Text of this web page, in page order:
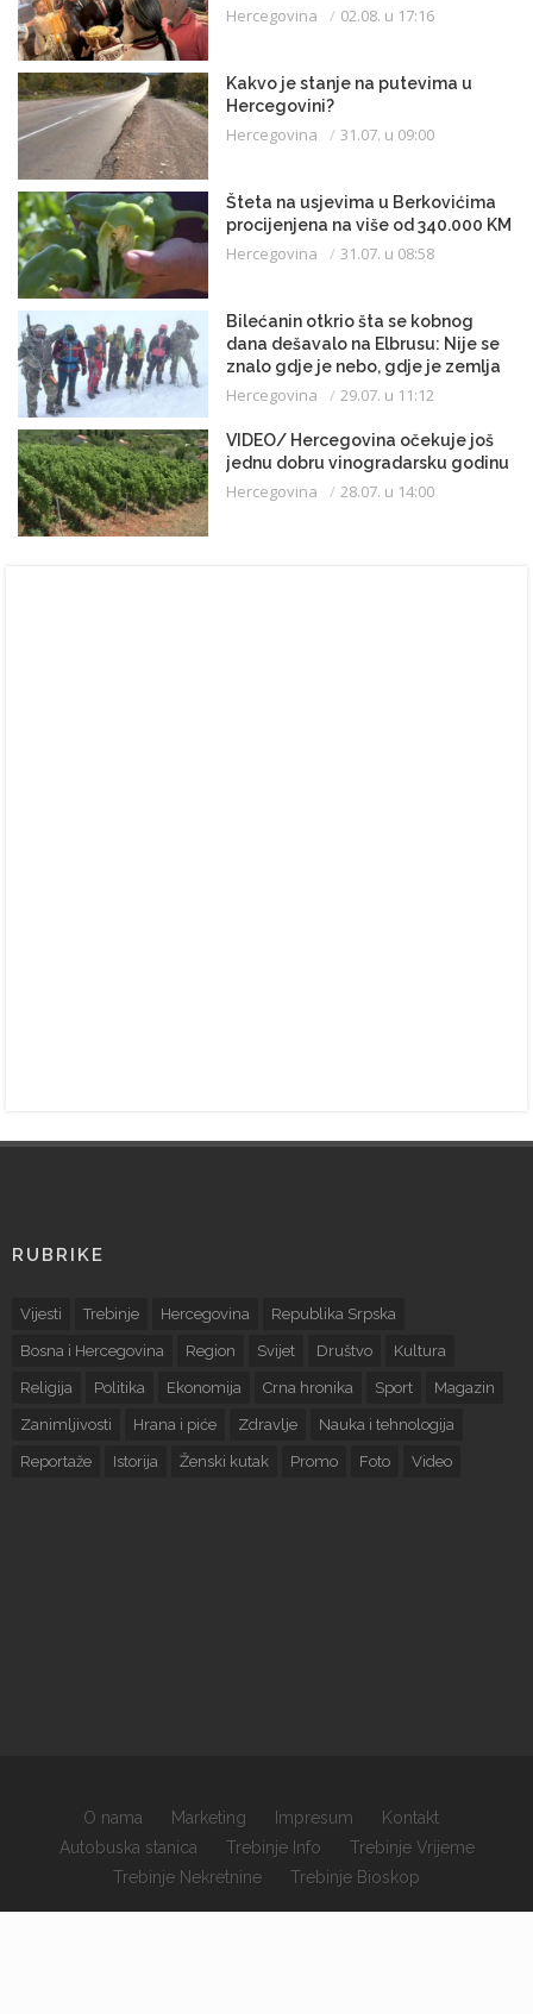
Hercegovina 02.08. u 17:16
Kakvo je stanje na putevima u
Hercegovini?
Hercegovina 31.07. u 09:00
Šteta na usjevima u Berkovićima
procijenjena na više od 340.000 KM
Hercegovina 31.07. u 08:58
Bilećanin otkrio šta se kobnog
dana dešavalo na Elbrusu: Nije se
znalo gdje je nebo, gdje je zemlja
Hercegovina 29.07. u 11:12
VIDEO/ Hercegovina očekuje još
jednu dobru vinogradarsku godinu
Hercegovina 28.07. u 14:00
×
RUBRIKE
Vijesti Trebinje Hercegovina Republika Srpska
Bosna i Hercegovina Region Svijet Društvo Kultura
Religija Politika Ekonomija Crna hronika Sport Magazin
Zanimljivosti Hrana i piće Zdravlje Nauka i tehnologija
Reportaže Istorija Ženski kutak Promo Foto Video
O nama Marketing Impresum
Kontakt
Autobuska stanica
Trebinje Info
Trebinje Vrijeme
Trebinje Nekretnine
Trebinje Bioskop
Copyrights © 2026 sva prava zadržana.